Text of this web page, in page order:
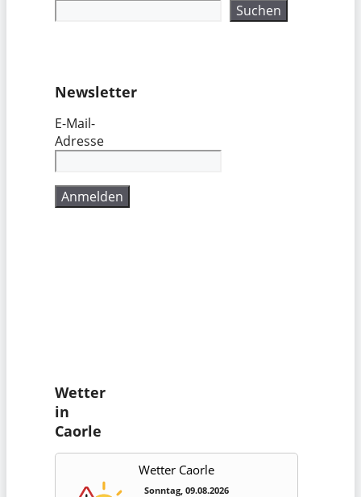
Suchen
Newsletter
E-Mail-
Adresse
Wetter
in
Caorle
Wetter Caorle
Sonntag, 09.08.2026